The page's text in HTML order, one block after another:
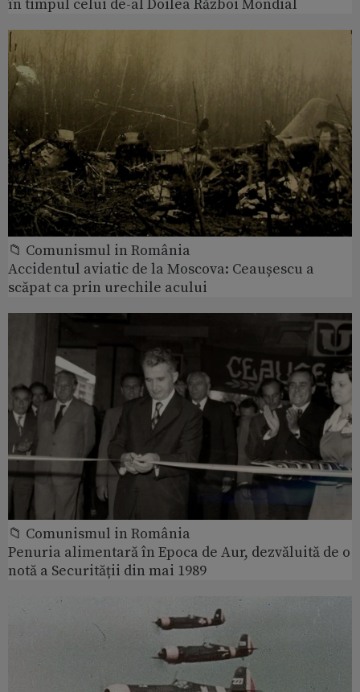
în timpul celui de-al Doilea Război Mondial
📁 Comunismul in România
Accidentul aviatic de la Moscova: Ceaușescu a
scăpat ca prin urechile acului
📁 Comunismul in România
Penuria alimentară în Epoca de Aur, dezvăluită de o
notă a Securității din mai 1989